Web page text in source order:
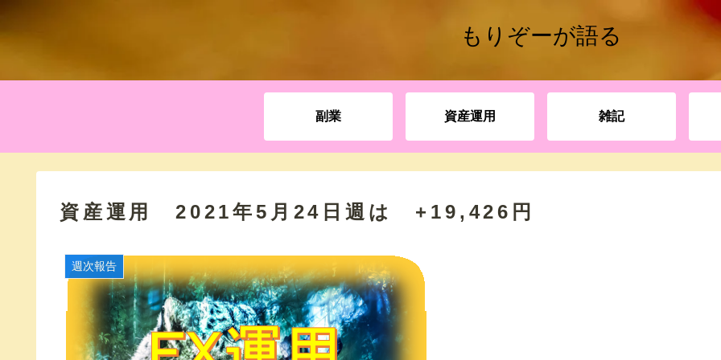
もりぞーが語る
副業 資産運用 雑記
資産運用 2021年5月24日週は +19,426円
週次報告